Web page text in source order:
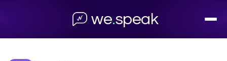
we.speak